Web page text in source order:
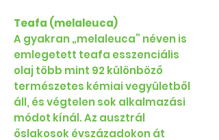
Teafa (melaleuca)
A gyakran „melaleuca” néven is
emlegetett teafa esszenciális
olaj több mint 92 különböző
természetes kémiai vegyületből
áll, és végtelen sok alkalmazási
módot kínál. Az ausztrál
őslakosok évszázadokon át